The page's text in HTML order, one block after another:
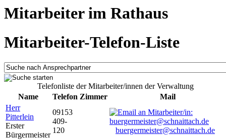
Mitarbeiter im Rathaus
Mitarbeiter-Telefon-Liste
Telefonliste der Mitarbeiter/innen der Verwaltung
Name
Telefon Zimmer
Mail
Herr
Pitterlein
Erster
Bürgermeister
09153
409-
120
buergermeister@schnaittach.de